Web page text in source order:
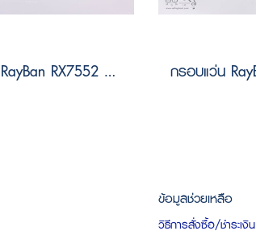
กรอบแว่น RayBan RX7552 3213 Size 54
ข้อมูลช่วยเหลือ
วิธีการสั่งซื้อ/ชำระเงิน